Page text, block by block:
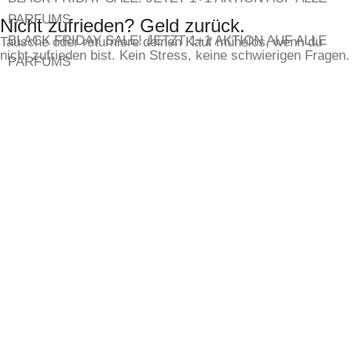
PARFUMS
BLACK FRIDAY SALE!JETZT 1+1 AKTION AUF ALLE
PARFUMS
Nicht zufrieden? Geld zurück.
Tausche oder returniere deinen Kauf mühelos, wenn du
nicht zufrieden bist. Kein Stress, keine schwierigen Fragen.